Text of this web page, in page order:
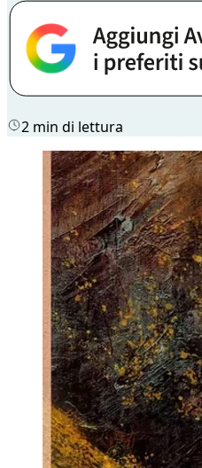
2 min di lettura